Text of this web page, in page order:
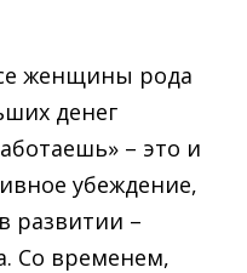
женщины рода
денег
– это и
убеждение,
развитии –
Со временем,